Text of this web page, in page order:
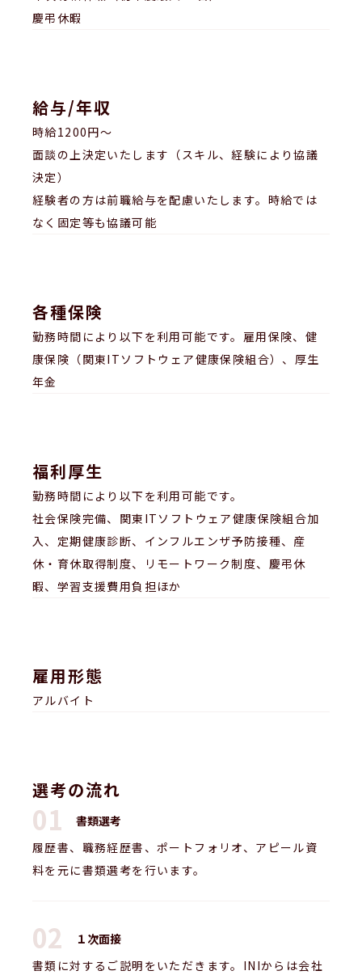
慶弔休暇
給与/年収
時給1200円～
面談の上決定いたします（スキル、経験により協議
決定）
経験者の方は前職給与を配慮いたします。時給では
なく固定等も協議可能
各種保険
勤務時間により以下を利用可能です。雇用保険、健
康保険（関東ITソフトウェア健康保険組合）、厚生
年金
福利厚生
勤務時間により以下を利用可能です。
社会保険完備、関東ITソフトウェア健康保険組合加
入、定期健康診断、インフルエンザ予防接種、産
休・育休取得制度、リモートワーク制度、慶弔休
暇、学習支援費用負担ほか
雇用形態
アルバイト
選考の流れ
書類選考
履歴書、職務経歴書、ポートフォリオ、アピール資
料を元に書類選考を行います。
１次面接
書類に対するご説明をいただきます。INIからは会社